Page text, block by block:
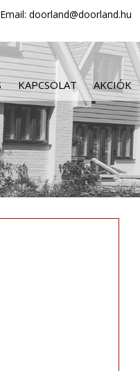
doorland@doorland.hu
KAPCSOLAT AKCIÓK